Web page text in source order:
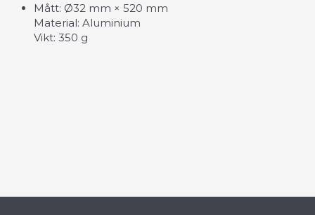
Mått: Ø32 mm × 520 mm
Material: Aluminium
Vikt: 350 g